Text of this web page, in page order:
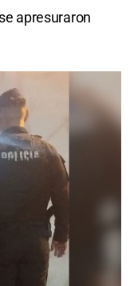
apresuraron